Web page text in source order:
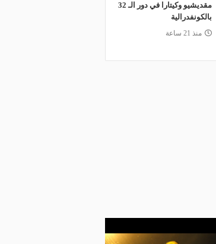
مقديشيو وكيتارا في دور الـ 32
بالكونفدرالية
منذ 21 ساعة